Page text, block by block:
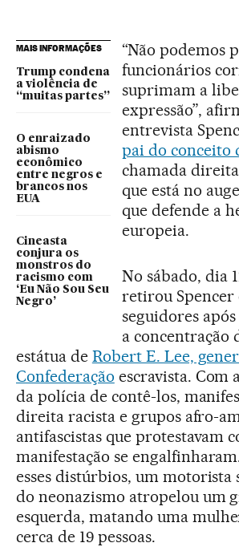
MAIS INFORMAÇÕES
Trump condena
a violência de
“muitas partes”
O enraizado
abismo
econômico
entre negros e
brancos nos
EUA
Cineasta
conjura os
monstros do
racismo com
‘Eu Não Sou Seu
Negro’
“Não podemos
funcionários
suprimam a
expressão”,
entrevista
pai do conceito
chamada
que está no
que defende a
europeia.
No sábado, dia
retirou Spencer
seguidores
a concentração
estátua de Robert E. Lee,
Confederação escravista. Com
da polícia de contê-los,
direita racista e grupos afro-
antifascistas que protestavam
manifestação se
esses distúrbios, um
do neonazismo atropelou um
esquerda, matando uma
cerca de 19 pessoas.